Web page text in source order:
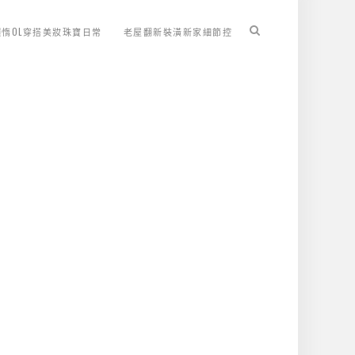
OL穿搭美妝珠寶日常 老屋翻新裝潢新家細節控